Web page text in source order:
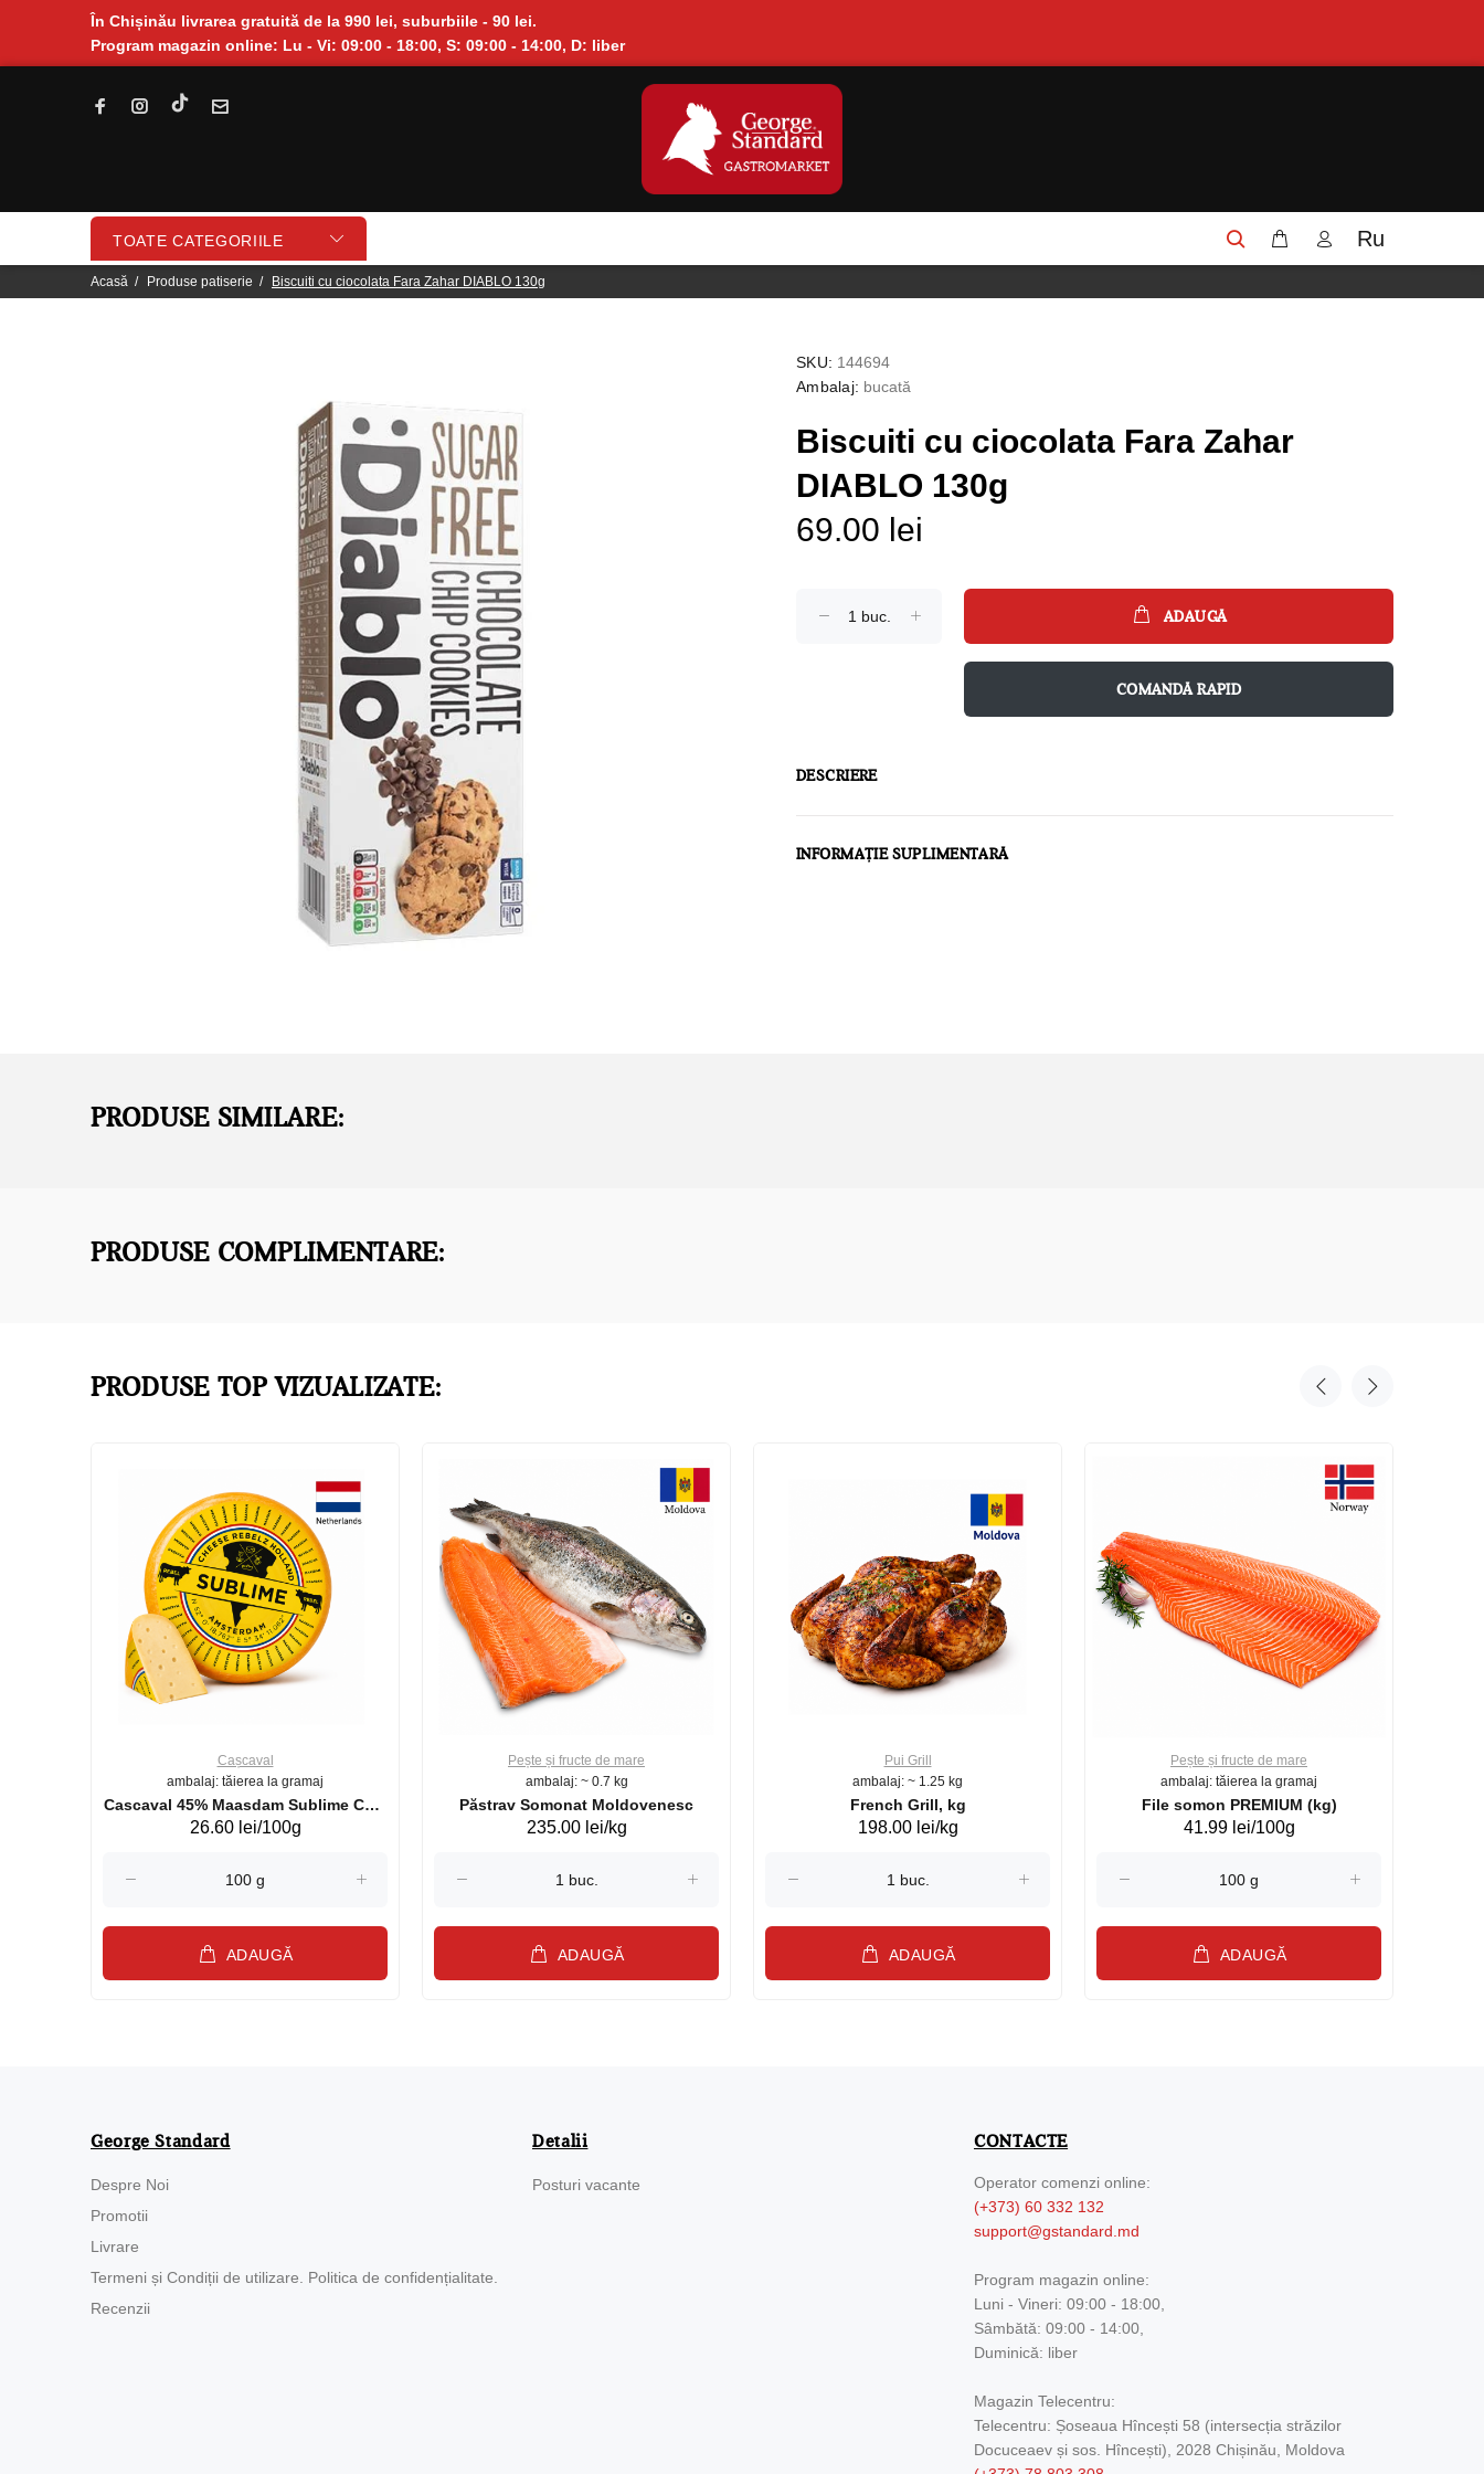
În Chișinău livrarea gratuită de la 990 lei, suburbiile - 90 lei.
Program magazin online: Lu - Vi: 09:00 - 18:00, S: 09:00 - 14:00, D: liber
TOATE CATEGORIILE Ru
Acasă Produse patiserie Biscuiti cu ciocolata Fara Zahar DIABLO 130g
SKU: 144694
Ambalaj: bucată
Biscuiti cu ciocolata Fara Zahar
DIABLO 130g
69.00 lei
ADAUGĂ
COMANDĂ RAPID
DESCRIERE
INFORMAȚIE SUPLIMENTARĂ
PRODUSE SIMILARE:
PRODUSE COMPLIMENTARE:
PRODUSE TOP VIZUALIZATE:
Cașcaval
ambalaj: tăierea la gramaj
Cascaval 45% Maasdam Sublime Cow
(075002)
26.60 lei/100g
ADAUGĂ
Pește și fructe de mare
ambalaj: ~ 0.7 kg
Păstrav Somonat Moldovenesc
235.00 lei/kg
ADAUGĂ
Pui Grill
ambalaj: ~ 1.25 kg
French Grill, kg
198.00 lei/kg
ADAUGĂ
Pește și fructe de mare
ambalaj: tăierea la gramaj
File somon PREMIUM (kg)
41.99 lei/100g
ADAUGĂ
George Standard
Despre Noi
Promotii
Livrare
Termeni și Condiții de utilizare. Politica de confidențialitate.
Recenzii
Detalii
Posturi vacante
CONTACTE
Operator comenzi online:
(+373) 60 332 132
support@gstandard.md
Program magazin online:
Luni - Vineri: 09:00 - 18:00,
Sâmbătă: 09:00 - 14:00,
Duminică: liber
Magazin Telecentru:
Telecentru: Șoseaua Hîncești 58 (intersecția străzilor
Docuceaev și sos. Hîncești), 2028 Chișinău, Moldova